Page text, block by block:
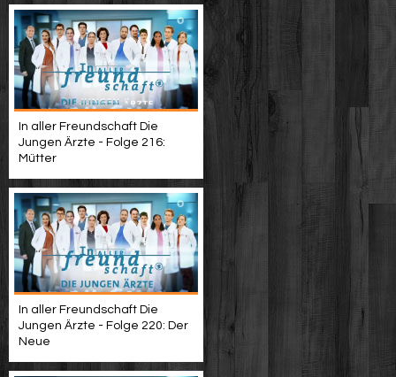
In aller Freundschaft Die
Jungen Ärzte - Folge 216:
Mütter
In aller Freundschaft Die
Jungen Ärzte - Folge 220: Der
Neue